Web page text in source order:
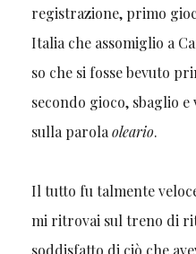
registrazione, primo
Italia che assomiglio a
so che si fosse bevuto
secondo gioco, sbaglio
sulla parolaoleario.
Il tutto fu talmente
mi ritrovai sul treno di